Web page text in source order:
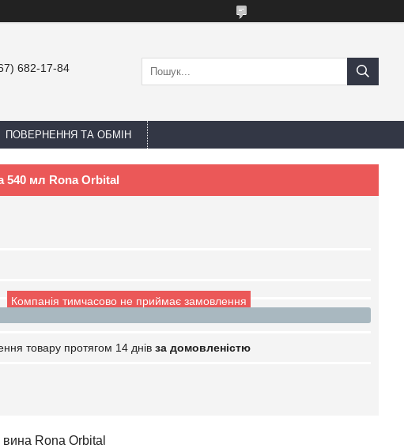
682-17-84
ПОВЕРНЕННЯ ТА ОБМІН
540 мл Rona Orbital
Компанія тимчасово не приймає замовлення
товару протягом 14 днів за домовленістю
вина Rona Orbital